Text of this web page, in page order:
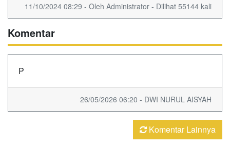
11/10/2024 08:29 - Oleh Administrator - Dilihat 55144 kali
Komentar
P
26/05/2026 06:20 - DWI NURUL AISYAH
Komentar Lainnya